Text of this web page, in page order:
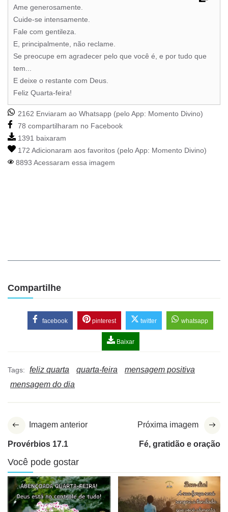
Ame generosamente.
Cuide-se intensamente.
Fale com gentileza.
E, principalmente, não reclame.
Se preocupe em agradecer pelo que você é, e por tudo que
tem...
E deixe o restante com Deus.
Feliz Quarta-feira!
2162 Enviaram ao Whatsapp (pelo App: Momento Divino)
78 compartilharam no Facebook
1391 baixaram
172 Adicionaram aos favoritos (pelo App: Momento Divino)
8893 Acessaram essa imagem
Compartilhe
facebook pinterest twitter whatsapp
Baixar
Tags: feliz quarta quarta-feira
mensagem positiva
mensagem do dia
Imagem anterior
Provérbios 17.1
Próxima imagem
Fé, gratidão e oração
Você pode gostar